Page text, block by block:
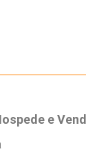
e